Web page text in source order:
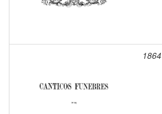
1864